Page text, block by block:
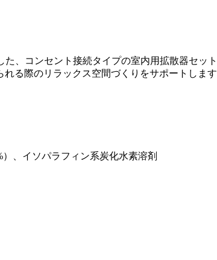
、コンセント接続タイプの室内用拡散器セッ
る際のリラックス空間づくりをサポートします
、イソパラフィン系炭化水素溶剤